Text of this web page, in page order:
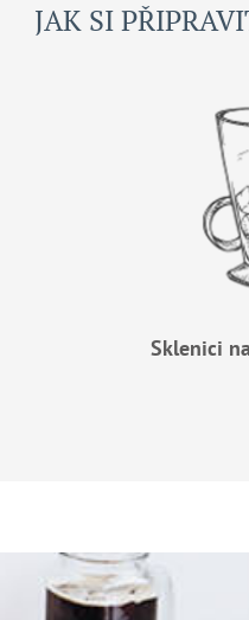
JAK SI
Sklenici